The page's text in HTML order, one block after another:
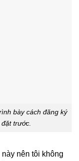
bày cách đăng ký
trước.
nên tôi không